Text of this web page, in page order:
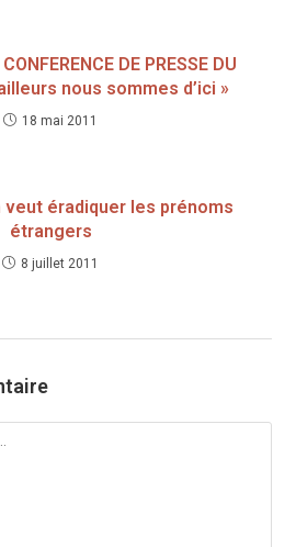
DE PRESSE DU
nous sommes d’ici »
18 mai 2011
veut éradiquer les prénoms
étrangers
8 juillet 2011